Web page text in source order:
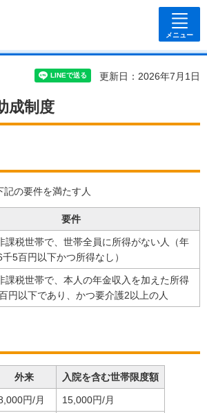
メニュー
更新日：2026年7月1日
成制度
の要件を満たす人
要件
課税世帯で、世帯全員に所得がない人（年
5百円以下かつ所得なし）
課税世帯で、本人の年金収入を加えた所得
円以下であり、かつ要介護2以上の人
外来 入院を含む世帯限度額
円/月 15,000円/月